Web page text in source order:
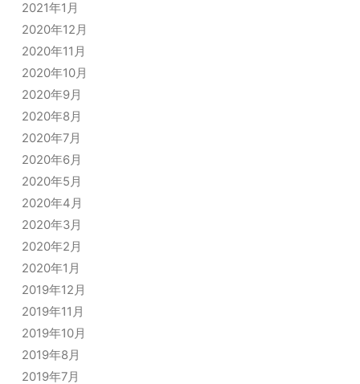
2021年1月
2020年12月
2020年11月
2020年10月
2020年9月
2020年8月
2020年7月
2020年6月
2020年5月
2020年4月
2020年3月
2020年2月
2020年1月
2019年12月
2019年11月
2019年10月
2019年8月
2019年7月